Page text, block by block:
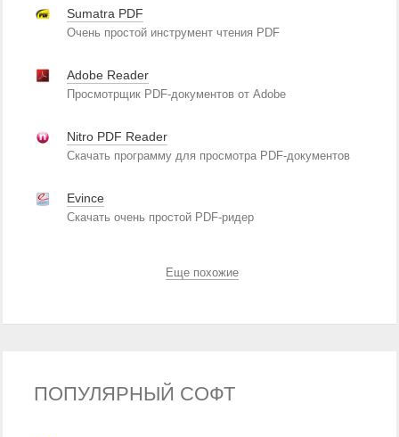
Sumatra PDF
Очень простой инструмент чтения PDF
Adobe Reader
Просмотрщик PDF-документов от Adobe
Nitro PDF Reader
Скачать программу для просмотра PDF-документов
Evince
Скачать очень простой PDF-ридер
Еще похожие
ПОПУЛЯРНЫЙ СОФТ